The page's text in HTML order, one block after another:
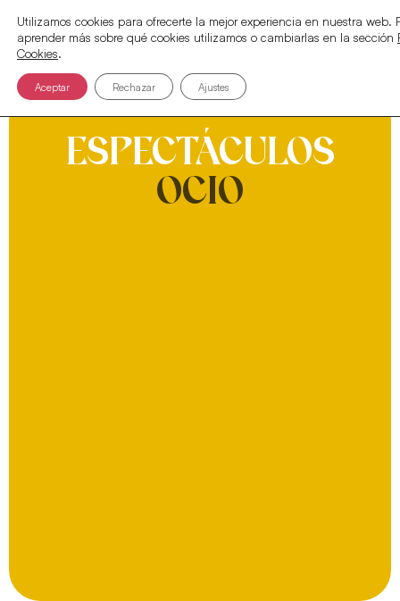
ESPECTÁCULOS
OCIO
Utilizamos cookies para ofrecerte la mejor experiencia en nuestra web.
aprender más sobre qué cookies utilizamos o cambiarlas en la sección
Cookies.
Aceptar Rechazar Ajustes